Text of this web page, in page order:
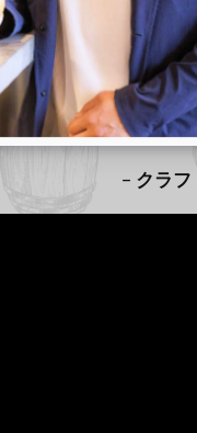
クラフ